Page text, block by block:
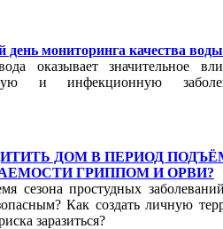
мониторинга качества воды
оказывает значительное
и инфекционную
ДОМ В ПЕРИОД
ГРИППОМ И ОРВИ?
сезона простудных
Как создать личную
заразиться?